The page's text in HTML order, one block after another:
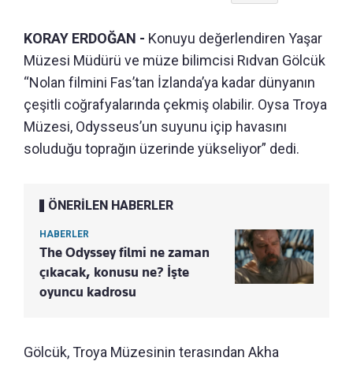
KORAY ERDOĞAN - Konuyu değerlendiren Yaşar
Müzesi Müdürü ve müze bilimcisi Rıdvan Gölcük
“Nolan filmini Fas’tan İzlanda’ya kadar dünyanın
çeşitli coğrafyalarında çekmiş olabilir. Oysa Troya
Müzesi, Odysseus’un suyunu içip havasını
soluduğu toprağın üzerinde yükseliyor” dedi.
ÖNERİLEN HABERLER
HABERLER
The Odyssey filmi ne zaman
çıkacak, konusu ne? İşte
oyuncu kadrosu
Gölcük, Troya Müzesinin terasından Akha